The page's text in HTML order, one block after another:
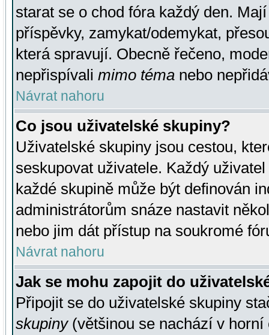
starat se o chod fóra každý den.
příspěvky, zamykat/odemykat,
která spravují. Obecně řečeno,
nepřispívali mimo téma nebo
Návrat nahoru
Co jsou uživatelské skupiny?
Uživatelské skupiny jsou cestou,
seskupovat uživatele. Každý
každé skupině může být definován
administrátorům snáze nastavit
nebo jim dát přístup na soukromé
Návrat nahoru
Jak se mohu zapojit do
Připojit se do uživatelské skupiny
skupiny(většinou se nachází v horní